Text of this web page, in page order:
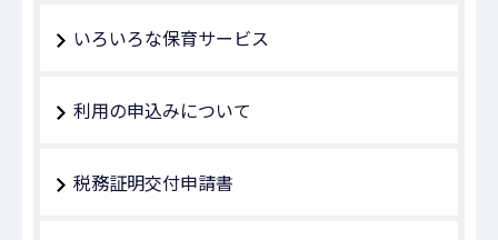
いろいろな保育サービス
利用の申込みについて
税務証明交付申請書